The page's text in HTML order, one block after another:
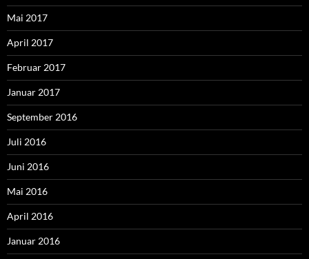
Mai 2017
April 2017
Februar 2017
Januar 2017
September 2016
Juli 2016
Juni 2016
Mai 2016
April 2016
Januar 2016